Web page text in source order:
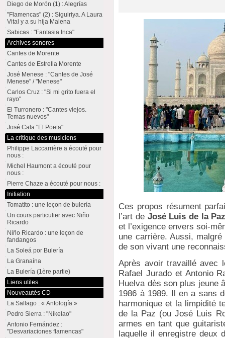
Ces propos résument
l’art de José Luis de la
et l’exigence envers soi-
une carrière. Aussi,
de son vivant une
Après avoir travaillé avec
Rafael Jurado et Antonio
Huelva dès son plus jeune
1986 à 1989. Il en a sans
harmonique et la limpidité
de la Paz (ou José Luis
armes en tant que
laquelle il enregistre deux
Diego de Morón (1) : Alegrías
"Flamencas" (2) : Siguiriya. A Laura
Vital y a su hija Malena
Sabicas : "Fantasia Inca"
Archives sonores
Cantes de Morente
Cantes de Estrella Morente
José Menese : "Cantes de José
Menese" / "Menese"
Carlos Cruz : "Si mi grito fuera el
rayo"
El Turronero : "Cantes viejos.
Temas nuevos"
José Cala "El Poeta"
La critique des musiciens
Philippe Laccarrière a écouté pour
nous :
Michel Haumont a écouté pour
nous :
Pierre Chaze a écouté pour nous :
Initiation
Tomatito : une leçon de bulería
Un cours particulier avec Niño
Ricardo
Niño Ricardo : une leçon de
fandangos
La Soleá por Bulería
La Granaína
La Bulería (1ère partie)
Liens utiles
Nouveautés CD
La Sallago : « Antología »
Pedro Sierra : "Nikelao"
Antonio Fernández :
"Desvariaciones flamencas"